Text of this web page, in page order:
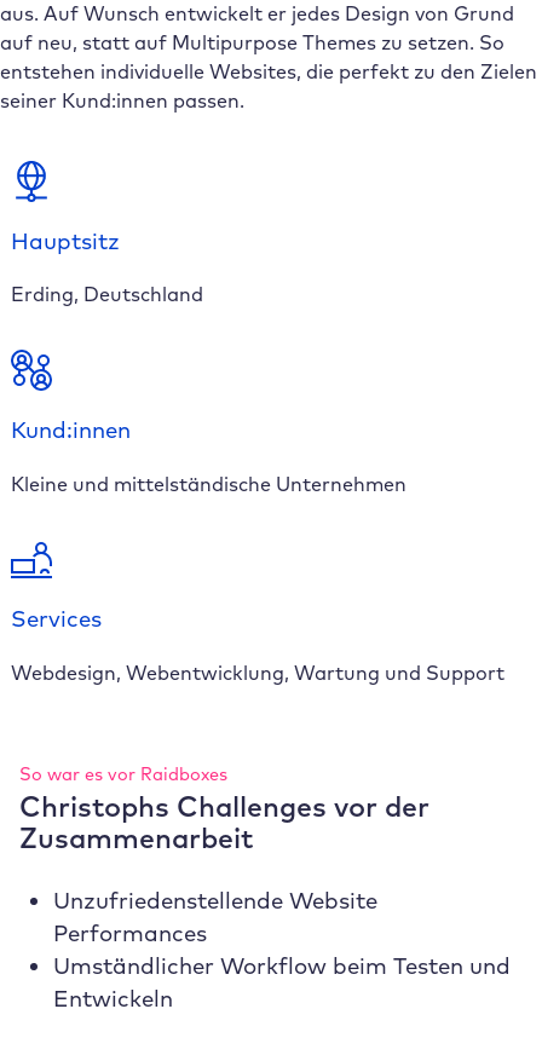
aus. Auf Wunsch entwickelt er jedes Design von Grund
auf neu, statt auf Multipurpose Themes zu setzen. So
entstehen individuelle Websites, die perfekt zu den Zielen
seiner Kund:innen passen.
Hauptsitz
Erding, Deutschland
Kund:innen
Kleine und mittelständische Unternehmen
Services
Webdesign, Webentwicklung, Wartung und Support
So war es vor Raidboxes
Christophs Challenges vor der
Zusammenarbeit
Unzufriedenstellende Website
Performances
Umständlicher Workflow beim Testen und
Entwickeln